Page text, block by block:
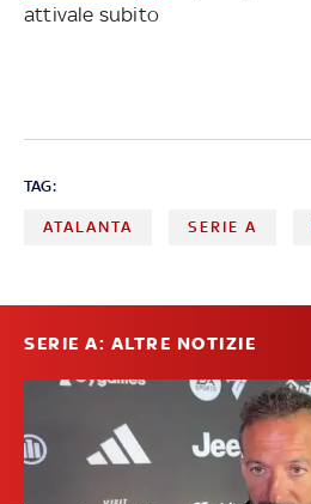
attivale subito
TAG:
ATALANTA SERIE A
SERIE A: ALTRE NOTIZIE